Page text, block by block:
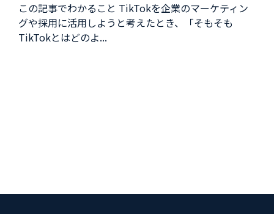
この記事でわかること TikTokを企業のマーケティン
グや採用に活用しようと考えたとき、「そもそも
TikTokとはどのよ...